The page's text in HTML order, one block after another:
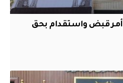
النزاهة تعلن صدور 26 أمر قبض واستقدام بحق